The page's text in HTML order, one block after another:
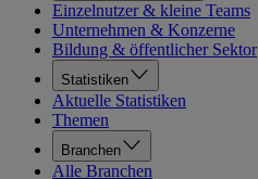
Einzelnutzer & kleine Teams
Unternehmen & Konzerne
Bildung & öffentlicher Sektor
Statistiken
Aktuelle Statistiken
Themen
Branchen
Alle Branchen